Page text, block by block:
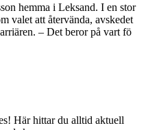
hemma i Leksand. I en stor
valet att återvända, avskedet
– Det beror på vart fö
Här hittar du alltid aktuell